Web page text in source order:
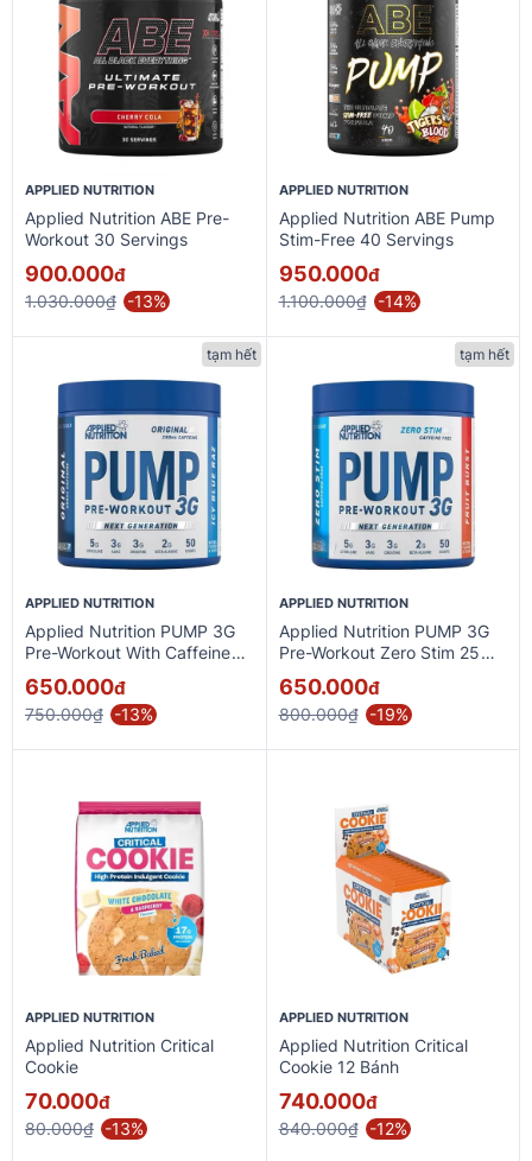
APPLIED NUTRITION
Applied Nutrition ABE Pre-
Workout 30 Servings
900.000đ
1.030.000₫ -13%
APPLIED NUTRITION
Applied Nutrition ABE Pump
Stim-Free 40 Servings
950.000đ
1.100.000₫ -14%
tạm hết
APPLIED NUTRITION
Applied Nutrition PUMP 3G
Pre-Workout With Caffeine
25 Servings
650.000đ
750.000₫ -13%
tạm hết
APPLIED NUTRITION
Applied Nutrition PUMP 3G
Pre-Workout Zero Stim 25
Servings
650.000đ
800.000₫ -19%
APPLIED NUTRITION
Applied Nutrition Critical
Cookie
70.000đ
80.000₫ -13%
APPLIED NUTRITION
Applied Nutrition Critical
Cookie 12 Bánh
740.000đ
840.000₫ -12%